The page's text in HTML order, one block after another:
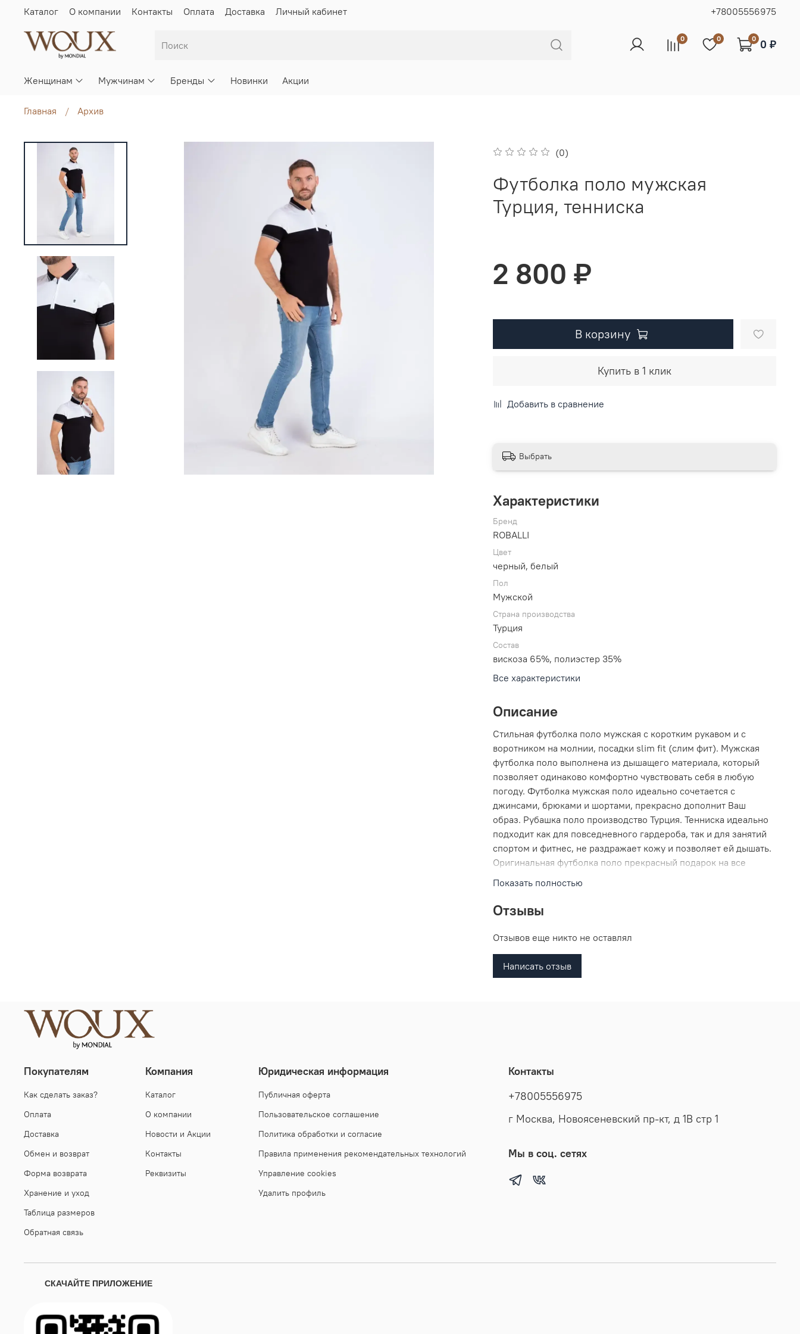
Каталог О компании Контакты Оплата Доставка Личный кабинет +78005556975
0 0 0 0 ₽
Женщинам Мужчинам Бренды Новинки Акции
Главная Архив
(0)
Футболка поло мужская
Турция, тенниска
2 800 ₽
В корзину
Купить в 1 клик
Добавить в сравнение
Выбрать
Характеристики
Бренд
ROBALLI
Цвет
черный, белый
Пол
Мужской
Страна производства
Турция
Состав
вискоза 65%, полиэстер 35%
Все характеристики
Описание
Стильная футболка поло мужская с коротким рукавом и с
воротником на молнии, посадки slim fit (слим фит). Мужская
футболка поло выполнена из дышащего материала, который
позволяет одинаково комфортно чувствовать себя в любую
погоду. Футболка мужская поло идеально сочетается с
джинсами, брюками и шортами, прекрасно дополнит Ваш
образ. Рубашка поло производство Турция. Тенниска идеально
подходит как для повседневного гардероба, так и для занятий
спортом и фитнес, не раздражает кожу и позволяет ей дышать.
Оригинальная футболка поло прекрасный подарок на все
Показать полностью
Отзывы
Отзывов еще никто не оставлял
Написать отзыв
Покупателям
Как сделать заказ?
Оплата
Доставка
Обмен и возврат
Форма возврата
Хранение и уход
Таблица размеров
Обратная связь
Компания
Каталог
О компании
Новости и Акции
Контакты
Реквизиты
Юридическая информация
Публичная оферта
Пользовательское соглашение
Политика обработки и согласие
Правила применения рекомендательных технологий
Управление cookies
Удалить профиль
Контакты
+78005556975
г Москва, Новоясеневский пр-кт, д 1В стр 1
Мы в соц. сетях
СКАЧАЙТЕ ПРИЛОЖЕНИЕ